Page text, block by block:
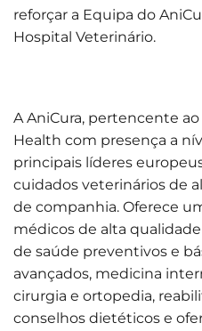
reforçar a Equipa do
Hospital Veterinário.
A AniCura, pertencente
Health com presença a
principais líderes
cuidados veterinários de
de companhia. Oferece
médicos de alta
de saúde preventivos e
avançados, medicina
cirurgia e ortopedia,
conselhos dietéticos e